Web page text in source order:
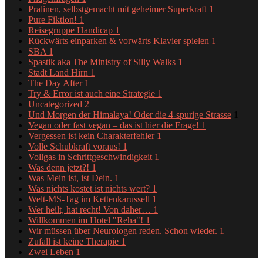
Pralinen, selbstgemacht mit geheimer Superkraft 1
Pure Fiktion! 1
Reisegruppe Handicap 1
Rückwärts einparken & vorwärts Klavier spielen 1
SBA 1
Spastik aka The Ministry of Silly Walks 1
Stadt Land Hirn 1
The Day After 1
Try & Error ist auch eine Strategie 1
Uncategorized 2
Und Morgen der Himalaya! Oder die 4-spurige Strasse 1
Vegan oder fast vegan – das ist hier die Frage! 1
Vergessen ist kein Charakterfehler 1
Volle Schubkraft voraus! 1
Vollgas in Schrittgeschwindigkeit 1
Was denn jetzt?! 1
Was Mein ist, ist Dein. 1
Was nichts kostet ist nichts wert? 1
Welt-MS-Tag im Kettenkarussell 1
Wer heilt, hat recht! Von daher… 1
Willkommen im Hotel "Reha"! 1
Wir müssen über Neurologen reden. Schon wieder. 1
Zufall ist keine Therapie 1
Zwei Leben 1